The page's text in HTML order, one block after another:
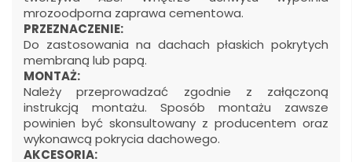
mrozoodporna zaprawa cementowa.
PRZEZNACZENIE:
Do zastosowania na dachach płaskich pokrytych
membraną lub papą.
MONTAŻ:
Należy przeprowadzać zgodnie z załączoną
instrukcją montażu. Sposób montażu zawsze
powinien być skonsultowany z producentem oraz
wykonawcą pokrycia dachowego.
AKCESORIA: